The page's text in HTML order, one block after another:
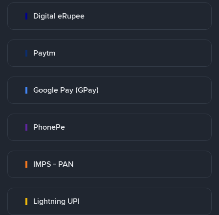
Digital eRupee
Paytm
Google Pay (GPay)
PhonePe
IMPS - PAN
Lightning UPI